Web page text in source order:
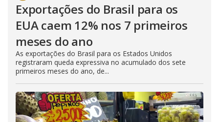
Exportações do Brasil para os
EUA caem 12% nos 7 primeiros
meses do ano
As exportações do Brasil para os Estados Unidos
registraram queda expressiva no acumulado dos sete
primeiros meses do ano, de...